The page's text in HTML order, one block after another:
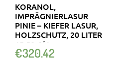
KORANOL,
IMPRÄGNIERLASUR
PINIE – KIEFER LASUR,
HOLZSCHUTZ, 20 LITER
15,50 €/ L
€320.42